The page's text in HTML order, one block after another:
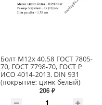
Болт М12х 40.58 ГОСТ 7805-
70, ГОСТ 7798-70, ГОСТ Р
ИСО 4014-2013, DIN 931
(покрытие: цинк белый)
206 ₽